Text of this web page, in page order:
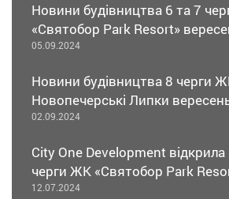
Новини будівництва 6 та 7
«Святобор Park Resort»
05.09.2024
Новини будівництва 8 черги
Новопечерські Липки
02.09.2024
City One Development
черги ЖК «Святобор Park
12.07.2024